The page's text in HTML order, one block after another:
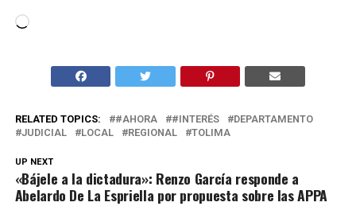
Cargando...
RELATED TOPICS: #AHORA #INTERÉS
DEPARTAMENTO
JUDICIAL
LOCAL REGIONAL TOLIMA
UP NEXT
«Bájele a la dictadura»: Renzo García responde a
Abelardo De La Espriella por propuesta sobre las APPA